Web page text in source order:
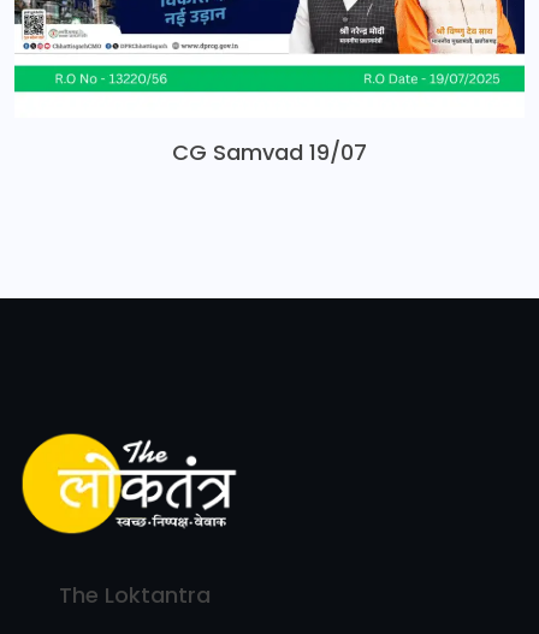
CG Samvad 19/07
The Loktantra